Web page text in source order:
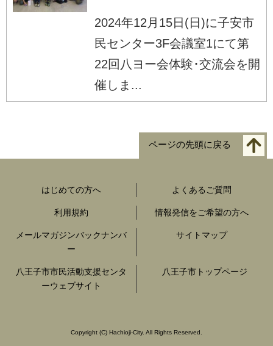
2024年12月15日(日)に子安市
民センター3F会議室1にて第
22回八ヨー会体験･交流会を開
催しま...
ページの先頭に戻る
はじめての方へ よくあるご質問
利用規約 情報発信をご希望の方へ
メールマガジンバックナンバ
ー
サイトマップ
八王子市市民活動支援センタ
ーウェブサイト
八王子市トップページ
Copyright (C) Hachioji-City. All Rights Reserved.